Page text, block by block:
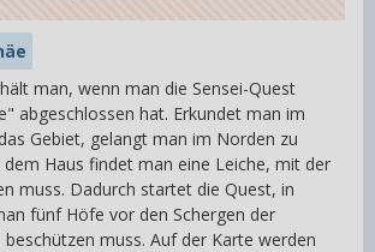
man, wenn man die Sensei-Quest
abgeschlossen hat. Erkundet man im
Gebiet, gelangt man im Norden zu
dem Haus findet man eine Leiche, mit der
muss. Dadurch startet die Quest, in
fünf Höfe vor den Schergen der
beschützen muss. Auf der Karte werden